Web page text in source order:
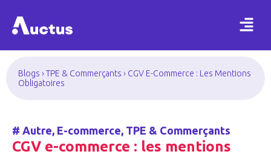
Blogs ›TPE & Commerçants › CGV E-Commerce : Les Mentions
Obligatoires
# Autre, E-commerce, TPE & Commerçants
CGV e-commerce : les mentions